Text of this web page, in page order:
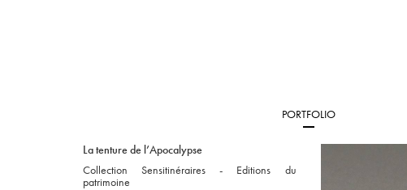
PORTFOLIO
La tenture de l’Apocalypse
Collection Sensitinéraires - Editions du
patrimoine